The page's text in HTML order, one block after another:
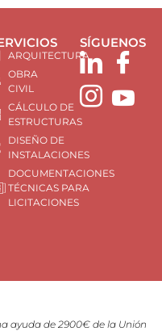
ARQUITECTURA
OBRA
CIVIL
CÁLCULO DE
ESTRUCTURAS
DISEÑO DE
INSTALACIONES
DOCUMENTACIONES
TÉCNICAS PARA
LICITACIONES
SÍGUENOS
ayuda de 2900€ de la Unión